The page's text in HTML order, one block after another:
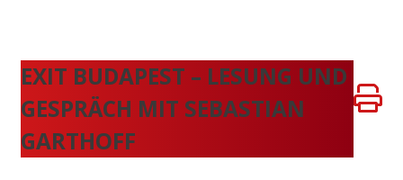
EXIT BUDAPEST – LESUNG UND
GESPRÄCH MIT SEBASTIAN
GARTHOFF